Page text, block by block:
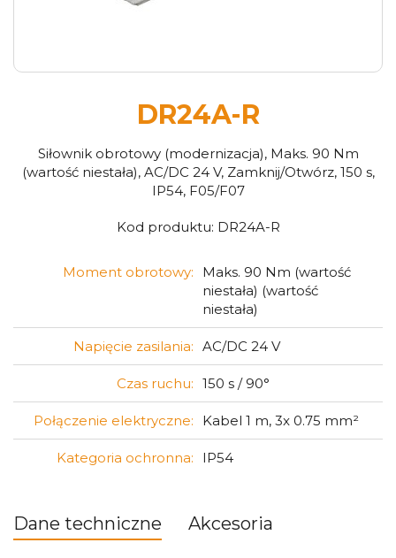
DR24A-R
Siłownik obrotowy (modernizacja), Maks. 90 Nm
(wartość niestała), AC/DC 24 V, Zamknij/Otwórz, 150 s,
IP54, F05/F07
Kod produktu: DR24A-R
Moment obrotowy:
Maks. 90 Nm (wartość
niestała) (wartość
niestała)
Napięcie zasilania: AC/DC 24 V
Czas ruchu: 150 s / 90°
Połączenie elektryczne: Kabel 1 m, 3x 0.75 mm²
Kategoria ochronna: IP54
Dane techniczne Akcesoria